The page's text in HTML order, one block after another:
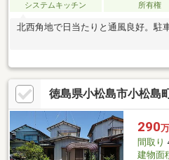
システムキッチン
所有権
北西角地で日当たりと通風良好。駐
徳島県小松島市小松島
290
間取り
建物面